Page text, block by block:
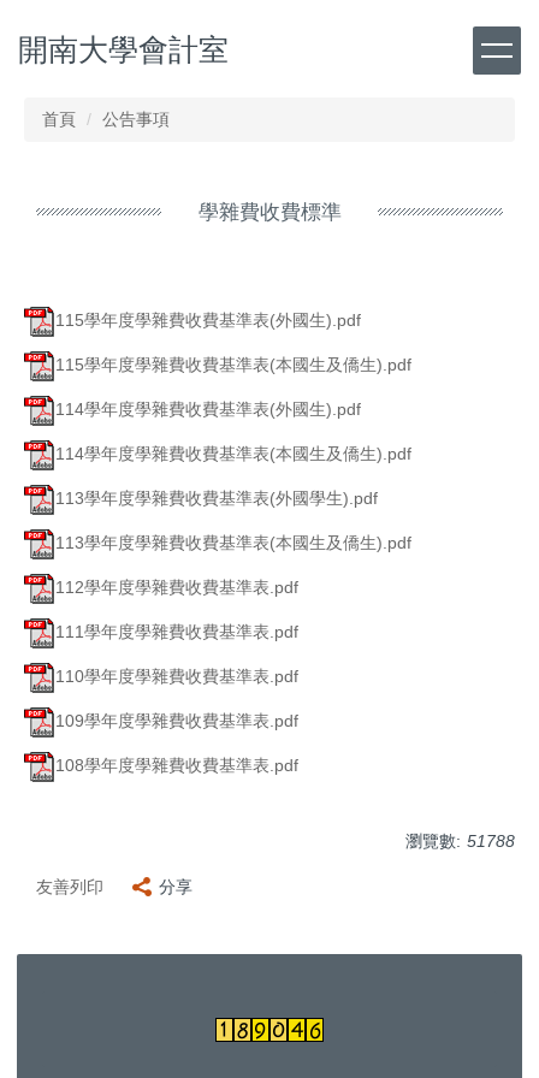
到
主
開南大學會計室
首頁 公告事項
學雜費收費標準
115學年度學雜費收費基準表(外國生).pdf
115學年度學雜費收費基準表(本國生及僑生).pdf
114學年度學雜費收費基準表(外國生).pdf
114學年度學雜費收費基準表(本國生及僑生).pdf
113學年度學雜費收費基準表(外國學生).pdf
113學年度學雜費收費基準表(本國生及僑生).pdf
112學年度學雜費收費基準表.pdf
111學年度學雜費收費基準表.pdf
110學年度學雜費收費基準表.pdf
109學年度學雜費收費基準表.pdf
108學年度學雜費收費基準表.pdf
瀏覽數: 51788
友善列印 分享